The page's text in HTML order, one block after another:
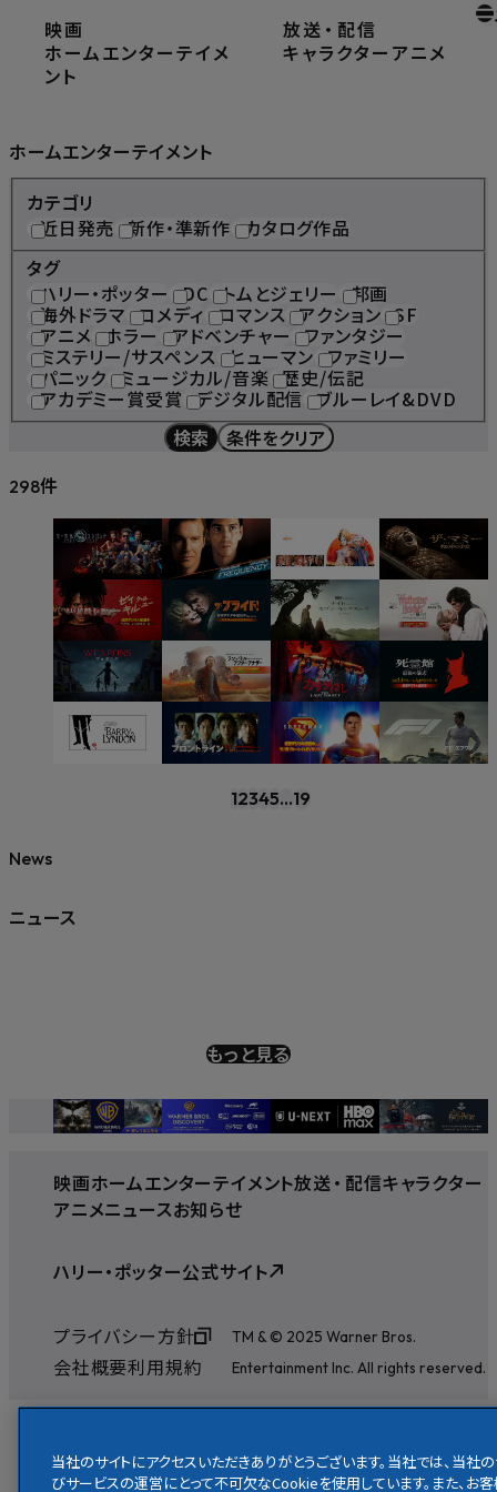
映画
ホームエンターテイメ
ント
放送 ・ 配信
キャラクター アニメ
ホームエンターテイメント
ホームエンターテイメント
カテゴリ
近日発売 新作・準新作 カタログ作品
タグ
ハリー・ポッター
DC トムとジェリー 邦画
海外ドラマ コメディ ロマンス アクション SF
アニメ ホラー アドベンチャー ファンタジー
ミステリー/サスペンス ヒューマン ファミリー
パニック ミュージカル/音楽 歴史/伝記
アカデミー賞受賞 デジタル配信 ブルーレイ&DVD
検索
条件をクリア
298件
12345...19
News
ニュース
もっと見る
映画ホームエンターテイメント放送・ 配信キャラクター
アニメニュースお知らせ
ハリー・ポッター公式サイト
プライバシー方針
会社概要利用規約
TM & © 2025 Warner Bros.
Entertainment Inc. All rights reserved.
当社のサイトにアクセスいただきありがとうございます。当社では、当社の
びサービスの運営にとって不可欠なCookieを使用しています。また、お